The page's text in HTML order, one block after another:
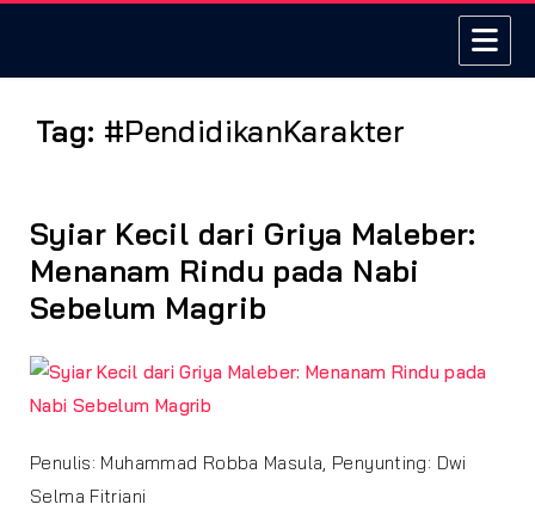
Tag: #PendidikanKarakter
Syiar Kecil dari Griya Maleber:
Menanam Rindu pada Nabi
Sebelum Magrib
Penulis: Muhammad Robba Masula, Penyunting: Dwi
Selma Fitriani